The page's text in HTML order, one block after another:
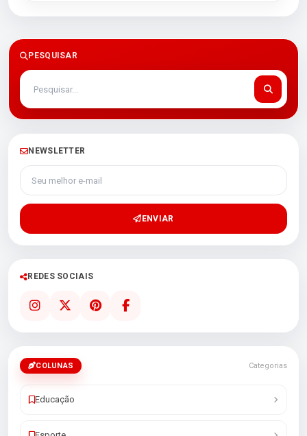
PESQUISAR
NEWSLETTER
Seu melhor e-mail
ENVIAR
REDES SOCIAIS
COLUNAS Categorias
Educação